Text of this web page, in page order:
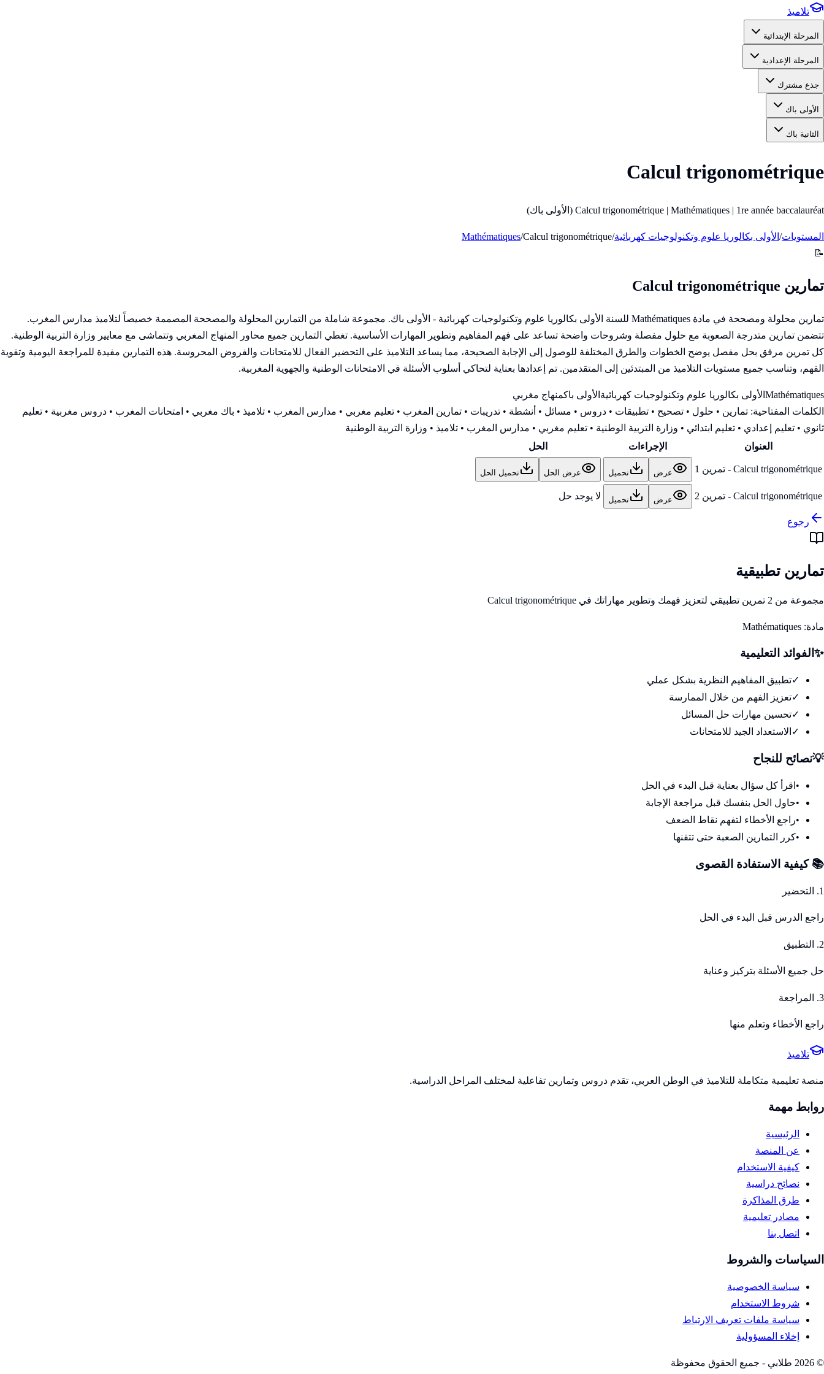
تلاميذ
المرحلة الإبتدائية
المرحلة الإعدادية
جذع مشترك
الأولى باك
الثانية باك
Calcul trigonométrique
Calcul trigonométrique | Mathématiques | 1re année baccalauréat (الأولى باك)
المستويات/ الأولى بكالوريا علوم وتكنولوجيات كهربائية/
Mathématiques/Calcul trigonométrique
📝
تمارين Calcul trigonométrique
تمارين محلولة ومصححة في مادة Mathématiques للسنة الأولى بكالوريا علوم وتكنولوجيات كهربائية - الأولى باك. مجموعة شاملة من التمارين المحلولة والمصححة المصممة خصيصاً لتلاميذ مدارس المغرب.
تتضمن تمارين متدرجة الصعوبة مع حلول مفصلة وشروحات واضحة تساعد على فهم المفاهيم وتطوير المهارات الأساسية. تغطي التمارين جميع محاور المنهاج المغربي وتتماشى مع معايير وزارة التربية الوطنية.
كل تمرين مرفق بحل مفصل يوضح الخطوات والطرق المختلفة للوصول إلى الإجابة الصحيحة، مما يساعد التلاميذ على التحضير الفعال للامتحانات والفروض المحروسة. هذه التمارين مفيدة للمراجعة اليومية وتقوية
الفهم، وتناسب جميع مستويات التلاميذ من المبتدئين إلى المتقدمين. تم إعدادها بعناية لتحاكي أسلوب الأسئلة في الامتحانات الوطنية والجهوية المغربية.
Mathématiques الأولى بكالوريا علوم وتكنولوجيات كهربائية الأولى باكمنهاج مغربي
الكلمات المفتاحية: تمارين • حلول • تصحيح • تطبيقات • دروس • مسائل • أنشطة • تدريبات • تمارين المغرب • تعليم مغربي • مدارس المغرب • تلاميذ • باك مغربي • امتحانات المغرب • دروس مغربية • تعليم
ثانوي • تعليم إعدادي • تعليم ابتدائي • وزارة التربية الوطنية • تعليم مغربي • مدارس المغرب • تلاميذ • وزارة التربية الوطنية
العنوان
الإجراءات الحل
Calcul trigonométrique - تمرين 1 عرض تحميل عرض الحل تحميل الحل
Calcul trigonométrique - تمرين 2 عرض تحميل لا يوجد حل
رجوع
تمارين تطبيقية
مجموعة من 2 تمرين تطبيقي لتعزيز فهمك وتطوير مهاراتك في Calcul trigonométrique
مادة: Mathématiques
✨ الفوائد التعليمية
✓تطبيق المفاهيم النظرية بشكل عملي
✓تعزيز الفهم من خلال الممارسة
✓تحسين مهارات حل المسائل
✓ الاستعداد الجيد للامتحانات
💡نصائح للنجاح
• اقرأ كل سؤال بعناية قبل البدء في الحل
•حاول الحل بنفسك قبل مراجعة الإجابة
•راجع الأخطاء لتفهم نقاط الضعف
•كرر التمارين الصعبة حتى تتقنها
📚 كيفية الاستفادة القصوى
1. التحضير
راجع الدرس قبل البدء في الحل
2. التطبيق
حل جميع الأسئلة بتركيز وعناية
3. المراجعة
راجع الأخطاء وتعلم منها
تلاميذ
منصة تعليمية متكاملة للتلاميذ في الوطن العربي، تقدم دروس وتمارين تفاعلية لمختلف المراحل الدراسية.
روابط مهمة
الرئيسية
عن المنصة
كيفية الاستخدام
نصائح دراسية
طرق المذاكرة
مصادر تعليمية
اتصل بنا
السياسات والشروط
سياسة الخصوصية
شروط الاستخدام
سياسة ملفات تعريف الارتباط
إخلاء المسؤولية
©
2026 طلابي - جميع الحقوق محفوظة